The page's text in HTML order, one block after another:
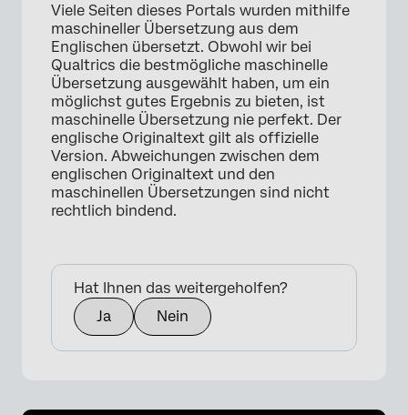
Viele Seiten dieses Portals wurden mithilfe
maschineller Übersetzung aus dem
Englischen übersetzt. Obwohl wir bei
Qualtrics die bestmögliche maschinelle
Übersetzung ausgewählt haben, um ein
möglichst gutes Ergebnis zu bieten, ist
maschinelle Übersetzung nie perfekt. Der
englische Originaltext gilt als offizielle
Version. Abweichungen zwischen dem
englischen Originaltext und den
maschinellen Übersetzungen sind nicht
rechtlich bindend.
Hat Ihnen das weitergeholfen?
Ja
Nein